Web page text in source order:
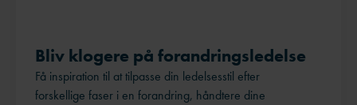
Bliv klogere på forandringsledelse
Få inspiration til at tilpasse din ledelsesstil efter
forskellige faser i en forandring, håndtere dine